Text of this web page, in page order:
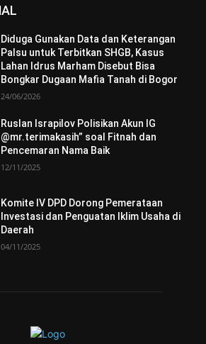
Diduga Gunakan Data dan Keterangan
Palsu untuk Terbitkan SHGB, Kasus
Lahan Idrus Marham Disebut Bisa
Bongkar Dugaan Mafia Tanah di Bogor
24/06/2026
Ruslan Israpilov Polisikan Akun IG
@mr.terimakasih” soal Fitnah dan
Pencemaran Nama Baik
12/11/2025
Komite IV DPD Dorong Pemerataan
Investasi dan Penguatan Iklim Usaha di
Daerah
04/11/2025